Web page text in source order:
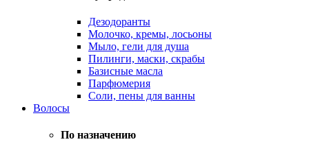
Дезодоранты
Молочко, кремы, лосьоны
Мыло, гели для душа
Пилинги, маски, скрабы
Базисные масла
Парфюмерия
Соли, пены для ванны
Волосы
По назначению